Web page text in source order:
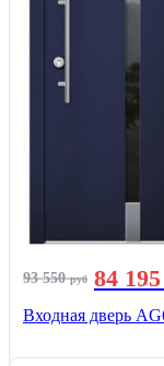
93 550руб 84 195
Входная дверь